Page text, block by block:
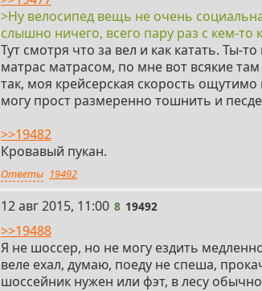
>Ну велосипед вещь не очень
слышно ничего, всего пару раз с кем-то
Тут смотря что за вел и как катать. Ты-
матрас матрасом, по мне вот всякие
так, моя крейсерская скорость
могу прост размеренно тошнить и
>>19482
Кровавый пукан.
Ответы 19492
8
12 авг 2015, 11:00 8 19492
>>19488
Я не шоссер, но не могу ездить
веле ехал, думаю, поеду не спеша,
шоссейник нужен или фэт, в лесу